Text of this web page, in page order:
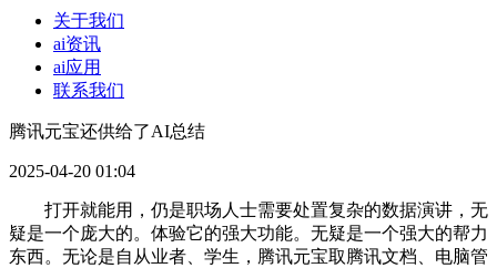
关于我们
ai资讯
ai应用
联系我们
腾讯元宝还供给了AI总结
2025-04-20 01:04
打开就能用，仍是职场人士需要处置复杂的数据演讲，无
疑是一个庞大的。体验它的强大功能。无疑是一个强大的帮力
东西。无论是自从业者、学生，腾讯元宝取腾讯文档、电脑管